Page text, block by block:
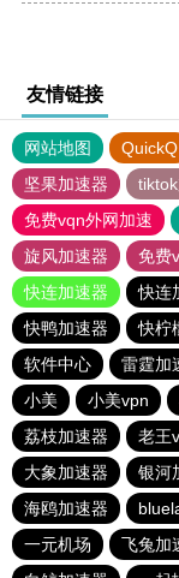
友情链接
网站地图 QuickQ
坚果加速器
免费vqn外网加速
旋风加速器
免费
快连加速器
快连
快鸭加速器
快柠
软件中心
雷霆加
小美
小美vpn
荔枝加速器
老王
大象加速器
银河
海鸥加速器
一元机场
飞兔加